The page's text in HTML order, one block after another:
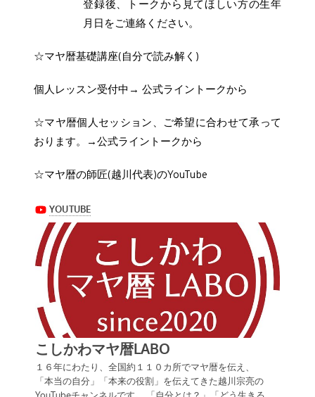
登録後、トークから見てほしい方の生年
月日をご連絡ください。
☆マヤ暦基礎講座(自分で読み解く)
個人レッスン受付中→ 公式ライントークから
☆マヤ暦個人セッション、ご希望に合わせて承って
おります。→公式ライントークから
☆マヤ暦の師匠(越川代表)のYouTube